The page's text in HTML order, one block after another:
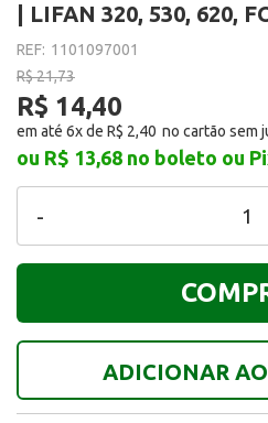
| LIFAN 320, 530, 620,
REF: 1101097001
R$ 21,73
R$ 14,40
em até 6x de R$ 2,40
ou R$ 13,68 no boleto ou
-
ADICIONAR